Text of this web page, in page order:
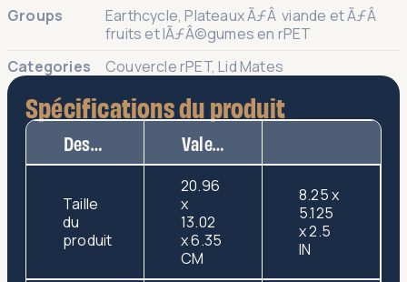
Groups
Earthcycle,Plateaux ÃƒÂ viande et ÃƒÂ
fruits et lÃƒÂ©gumes en rPET
Categories
Couvercle rPET,Lid Mates
Spécifications du produit
Description Valeur
Taille
du
produit
20.96
x
13.02
x 6.35
CM
8.25 x
5.125
x 2.5
IN